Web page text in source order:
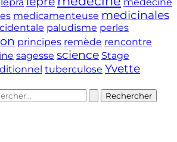
medicamenteuse medicinales
paludisme perles
principes remède rencontre
sagesse science Stage
tuberculose Yvette